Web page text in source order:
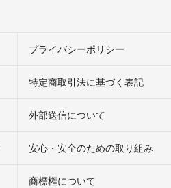
プライバシーポリシー
特定商取引法に基づく表記
外部送信について
安心・安全のための取り組み
商標権について